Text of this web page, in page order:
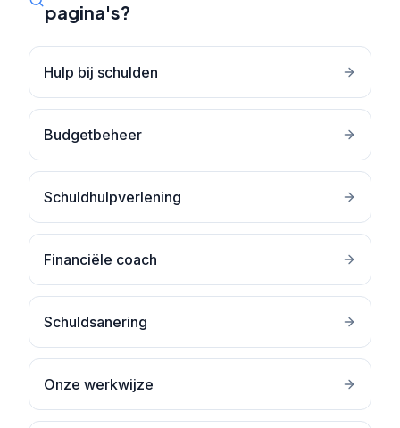
pagina's?
Hulp bij schulden
Budgetbeheer
Schuldhulpverlening
Financiële coach
Schuldsanering
Onze werkwijze